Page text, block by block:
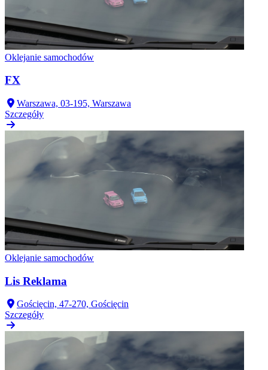
Oklejanie samochodów
FX
Warszawa, 03-195, Warszawa
Szczegóły
Oklejanie samochodów
Lis Reklama
Gościęcin, 47-270, Gościęcin
Szczegóły